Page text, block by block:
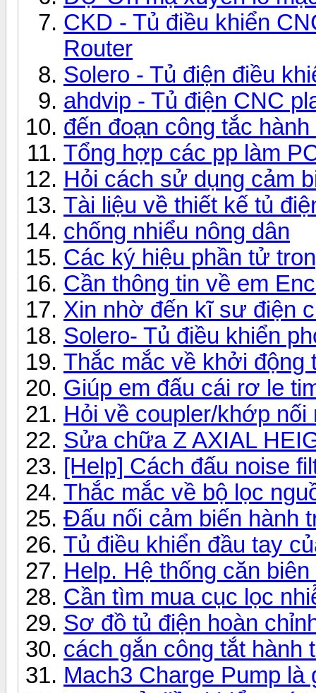
CKD - Tủ điều khiển
Router
Solero - Tủ điện điều
ahdvip - Tủ điện CNC
đến đoạn công tắc
Tổng hợp các pp làm
Hỏi cách sử dụng cảm
Tài liệu về thiết kế tủ
chống nhiểu nông dân
Các ký hiệu phần tử
Cần thông tin về em
Xin nhờ đến kĩ sư điện
Solero- Tủ điều khiển
Thắc mắc về khởi động
Giúp em đấu cái rơ le
Hỏi về coupler/khớp nối
Sửa chữa Z AXIAL
[Help] Cách đấu noise
Thắc mắc về bộ lọc
Đấu nối cảm biến hành
Tủ điều khiển đầu tay
Help. Hệ thống căn
Cần tìm mua cục lọc
Sơ đồ tủ điện hoàn
cách gắn công tắt hành
Mach3 Charge Pump là